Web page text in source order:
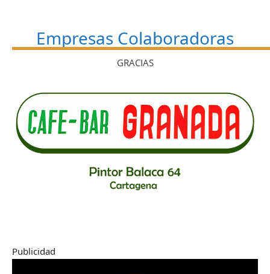
Empresas Colaboradoras
GRACIAS
Publicidad